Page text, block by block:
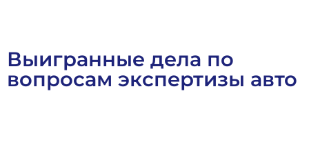
Выигранные дела по
вопросам экспертизы авто